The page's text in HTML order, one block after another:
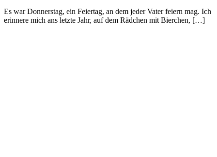
Es war Donnerstag, ein Feiertag, an dem jeder Vater feiern mag. Ich
erinnere mich ans letzte Jahr, auf dem Rädchen mit Bierchen, […]